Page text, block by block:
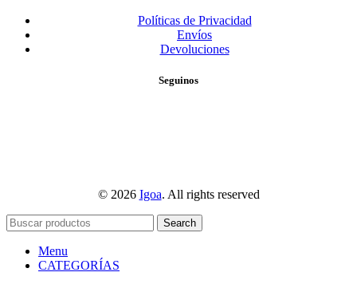
Políticas de Privacidad
Envíos
Devoluciones
Seguinos
© 2026 Igoa. All rights reserved
Search
Menu
CATEGORÍAS